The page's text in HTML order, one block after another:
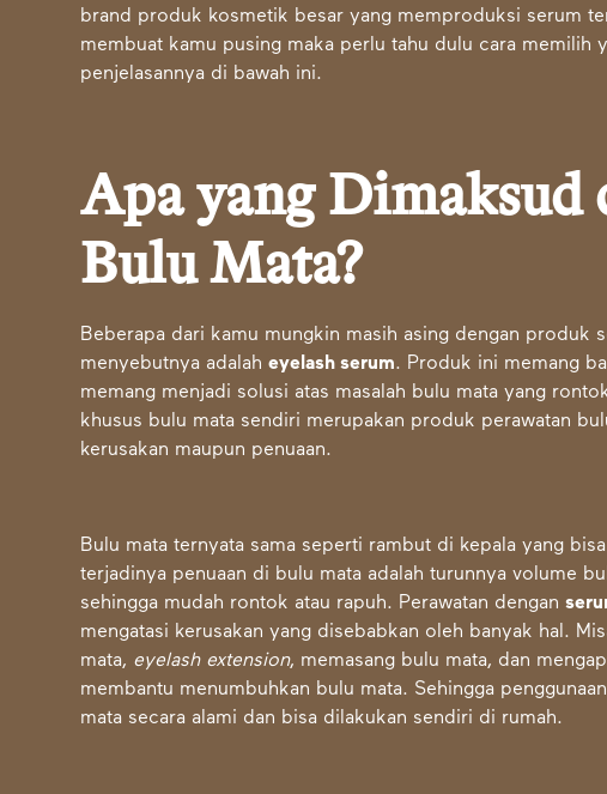
brand produk kosmetik besar yang memproduksi serum
membuat kamu pusing maka perlu tahu dulu cara memilih
penjelasannya di bawah ini.
Apa yang Dimaksud
Bulu Mata?
Beberapa dari kamu mungkin masih asing dengan produk
menyebutnya adalaheyelash serum. Produk ini memang
memang menjadi solusi atas masalah bulu mata yang
khusus bulu mata sendiri merupakan produk perawatan
kerusakan maupun penuaan.
Bulu mata ternyata sama seperti rambut di kepala yang
terjadinya penuaan di bulu mata adalah turunnya volume
sehingga mudah rontok atau rapuh. Perawatan dengan
mengatasi kerusakan yang disebabkan oleh banyak hal.
mata, eyelash extension, memasang bulu mata, dan
membantu menumbuhkan bulu mata. Sehingga
mata secara alami dan bisa dilakukan sendiri di rumah.